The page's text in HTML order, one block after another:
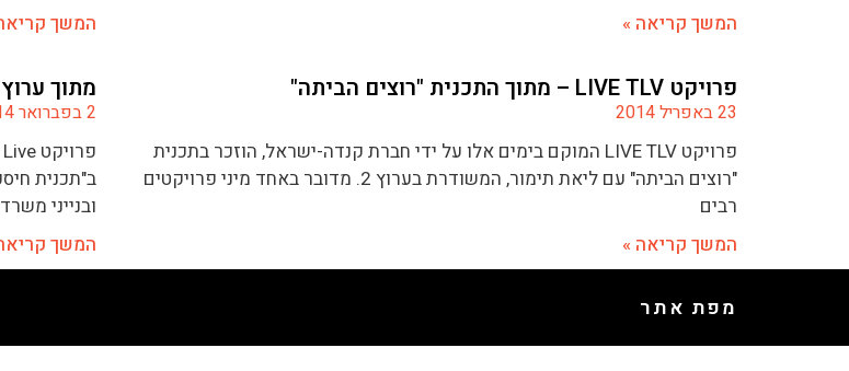
המשך קריאה »
המשך
פרויקט LIVE TLV – מתוך התכנית "רוצים הביתה"
23 באפריל 2014
פרויקט LIVE TLV המוקם בימים אלו על ידי חברת קנדה-ישראל, הוזכר בתכנית
"רוצים הביתה" עם ליאת תימור, המשודרת בערוץ 2. מדובר באחד מיני פרויקטים
רבים
המשך קריאה »
מתוך ערוץ 2: פרויקט Live ת"א – מתחם קסום למגורים
2 בפברואר 2014
ובנייני
המשך
מפת אתר